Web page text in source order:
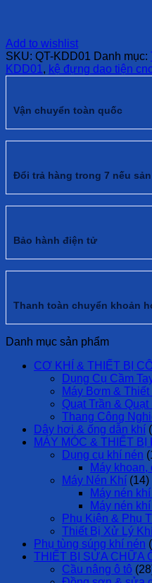
Add to wishlist
SKU: QT-KDD01 Danh mục:
KDD01 , kệ đựng dao tiện
Vận chuyển toàn quốc
Đổi trả hàng trong 7 nếu
Bảo hành điện tử
Thanh toàn chuyển khoản
Danh mục sản phẩm
CƠ KHÍ & THIẾT BỊ
Dụng Cụ Cầm
Máy Bơm &
Quạt Trần &
Thang Công
Dây hơi & ống dẫn khí
MÁY MÓC & THIẾT BỊ
Dụng cụ khí nén
Máy khoan,
Máy Nén Khí (14)
Máy nén
Máy nén
Phụ Kiện & Phụ
Thiết Bị Xử Lý
Phụ tùng súng khí nén
THIẾT BỊ SỬA CHỮA
Cầu nâng ô tô